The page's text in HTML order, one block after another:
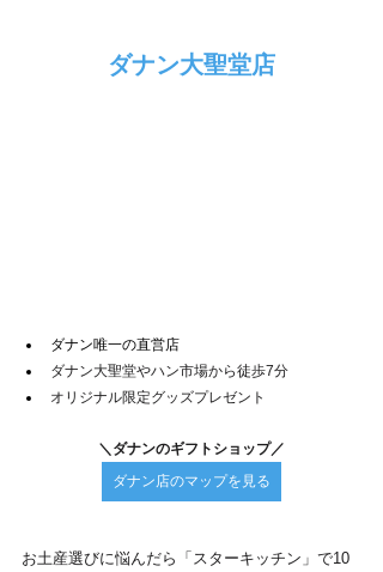
ダナン大聖堂店
ダナン唯一の直営店
ダナン大聖堂やハン市場から徒歩7分
オリジナル限定グッズプレゼント
＼ダナンのギフトショップ／
ダナン店のマップを見る
お土産選びに悩んだら「スターキッチン」で10